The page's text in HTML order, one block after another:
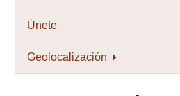
Únete
Geolocalización